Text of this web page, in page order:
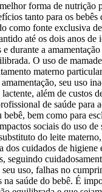
forma de nutrição
tanto para os bebês
como fonte exclusiva
até os dois anos de
durante a
O uso de
materno
seu uso
além de custos
de saúde para
bebê, bem como para
sociais do uso
do leite
dos cuidados de higiene
seguindo
uso, falhas no
na saúde do bebê. É